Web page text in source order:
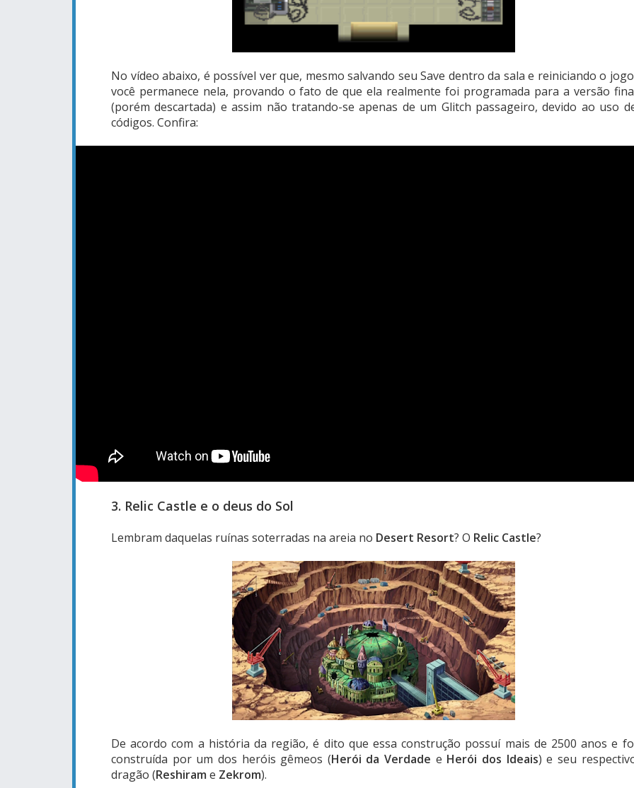
No vídeo abaixo, é possível ver que, mesmo salvando seu Save dentro da sala e reiniciando o
você permanece nela, provando o fato de que ela realmente foi programada para a versão
(porém descartada) e assim não tratando-se apenas de um Glitch passageiro, devido ao uso
códigos. Confira:
3. Relic Castle e o deus do Sol
Lembram daquelas ruínas soterradas na areia no Desert Resort? O Relic Castle?
De acordo com a história da região, é dito que essa construção possuí mais de 2500 anos e
construída por um dos heróis gêmeos (Herói da Verdade e Herói dos Ideais) e seu
dragão (Reshiram e Zekrom).